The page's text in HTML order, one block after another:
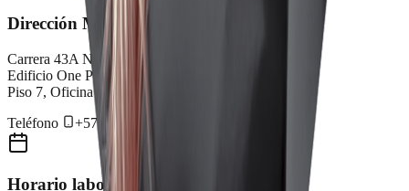
Dirección Medellín
Carrera 43A No. 5A-113
Edificio One Plaza P.H., Torre Sur
Piso 7, Oficina 0713
Teléfono
+57 312 6944221
Horario laboral